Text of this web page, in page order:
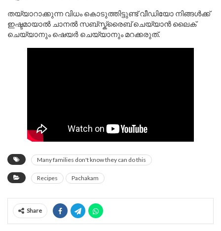
തയ്യാറാക്കുന്ന വിധം കൊടുത്തിട്ടുണ്ട് വീഡിയോ നിങ്ങൾക്ക്
ഇഷ്ടമായാൽ ചാനൽ സബ്സ്ക്രൈബ് ചെയ്യാൻ ലൈക്
ചെയ്യാനും ഷെയർ ചെയ്യാനും മറക്കരുത്.
Many families don't know they can do this
Recipes Pachakam
Share